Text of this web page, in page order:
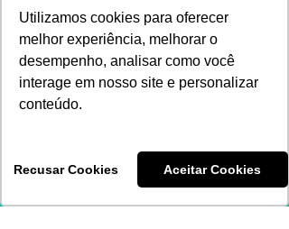
Utilizamos cookies para oferecer
melhor experiência, melhorar o
desempenho, analisar como você
interage em nosso site e personalizar
conteúdo.
Recusar Cookies Aceitar Cookies
Exames Médicos nos Melhores
Laboratórios
Cobertura de Urgência e
Emergência
Convênio Unimed